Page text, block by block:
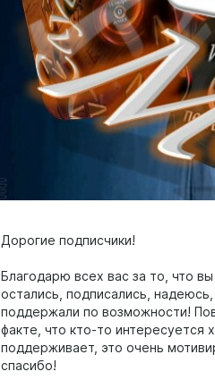
Дорогие подписчики!
Благодарю всех вас за то, что
остались, подписались,
поддержали по возможности!
факте, что кто-то интересуется
поддерживает, это очень
спасибо!